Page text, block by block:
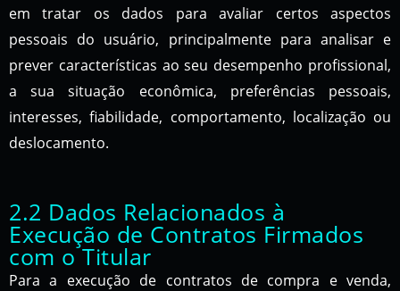
em tratar os dados para avaliar certos aspectos
pessoais do usuário, principalmente para analisar e
prever características ao seu desempenho profissional,
a sua situação econômica, preferências pessoais,
interesses, fiabilidade, comportamento, localização ou
deslocamento.
2.2 Dados Relacionados à
Execução de Contratos Firmados
com o Titular
Para a execução de contratos de compra e venda,